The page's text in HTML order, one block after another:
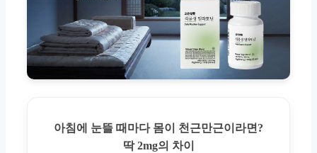
아침에 눈뜰 때마다 몸이 천근만근이라면?
딱 2mg의 차이